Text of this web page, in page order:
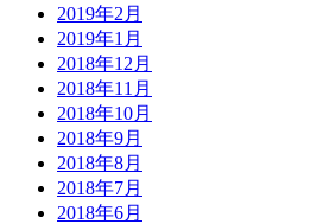
2019年2月
2019年1月
2018年12月
2018年11月
2018年10月
2018年9月
2018年8月
2018年7月
2018年6月